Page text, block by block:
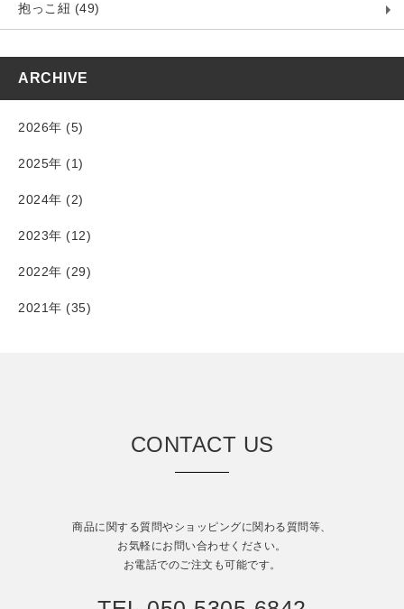
抱っこ紐 (49)
ARCHIVE
2026年 (5)
2025年 (1)
2024年 (2)
2023年 (12)
2022年 (29)
2021年 (35)
CONTACT US
商品に関する質問やショッピングに関わる質問等、
お気軽にお問い合わせください。
お電話でのご注文も可能です。